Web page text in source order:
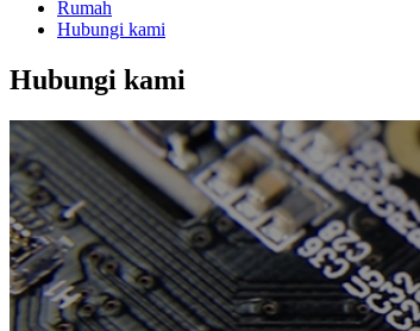
Rumah
Hubungi kami
Hubungi kami